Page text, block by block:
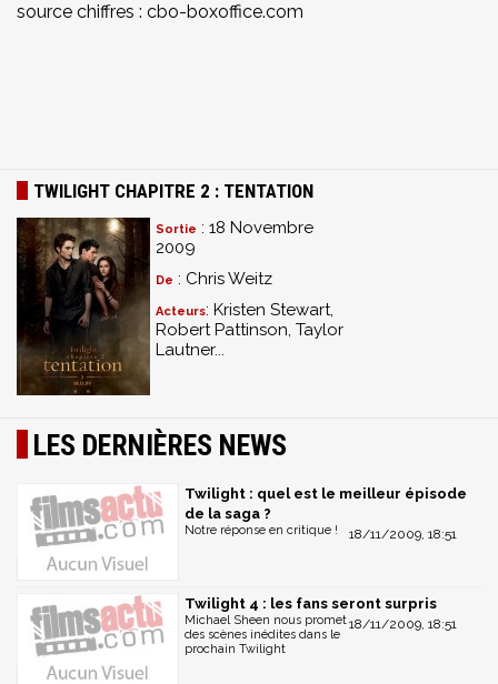
source chiffres : cbo-boxoffice.com
TWILIGHT CHAPITRE 2 : TENTATION
Sortie : 18 Novembre
2009
De : Chris Weitz
Acteurs: Kristen Stewart,
Robert Pattinson, Taylor
Lautner...
LES DERNIÈRES NEWS
Twilight : quel est le meilleur épisode
de la saga ?
18/11/2009, 18:51
Notre réponse en critique !
Twilight 4 : les fans seront surpris
18/11/2009, 18:51
Michael Sheen nous promet
des scènes inédites dans le
prochain Twilight